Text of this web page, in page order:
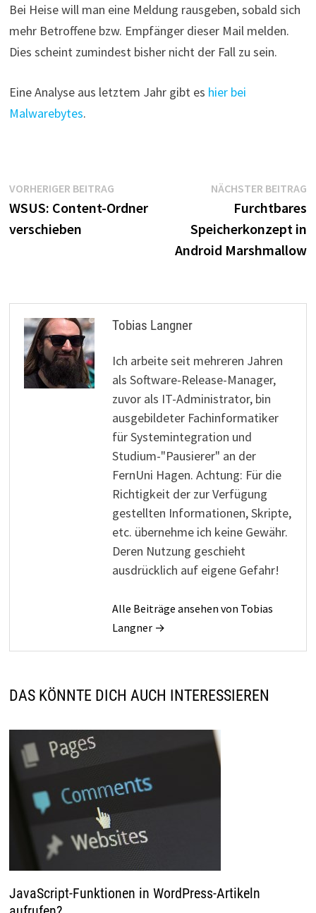
Bei Heise will man eine Meldung rausgeben, sobald sich
mehr Betroffene bzw. Empfänger dieser Mail melden.
Dies scheint zumindest bisher nicht der Fall zu sein.
Eine Analyse aus letztem Jahr gibt es hier bei
Malwarebytes.
Beitragsnavigation
VORHERIGER BEITRAGVorheriger
Beitrag:
WSUS: Content-Ordner
verschieben
NÄCHSTER BEITRAG
Furchtbares
Speicherkonzept in
Android Marshmallow
Tobias Langner
Ich arbeite seit mehreren Jahren
als Software-Release-Manager,
zuvor als IT-Administrator, bin
ausgebildeter Fachinformatiker
für Systemintegration und
Studium-"Pausierer" an der
FernUni Hagen. Achtung: Für die
Richtigkeit der zur Verfügung
gestellten Informationen, Skripte,
etc. übernehme ich keine Gewähr.
Deren Nutzung geschieht
ausdrücklich auf eigene Gefahr!
Alle Beiträge ansehen von Tobias
Langner →
DAS KÖNNTE DICH AUCH INTERESSIEREN
JavaScript-Funktionen in WordPress-Artikeln